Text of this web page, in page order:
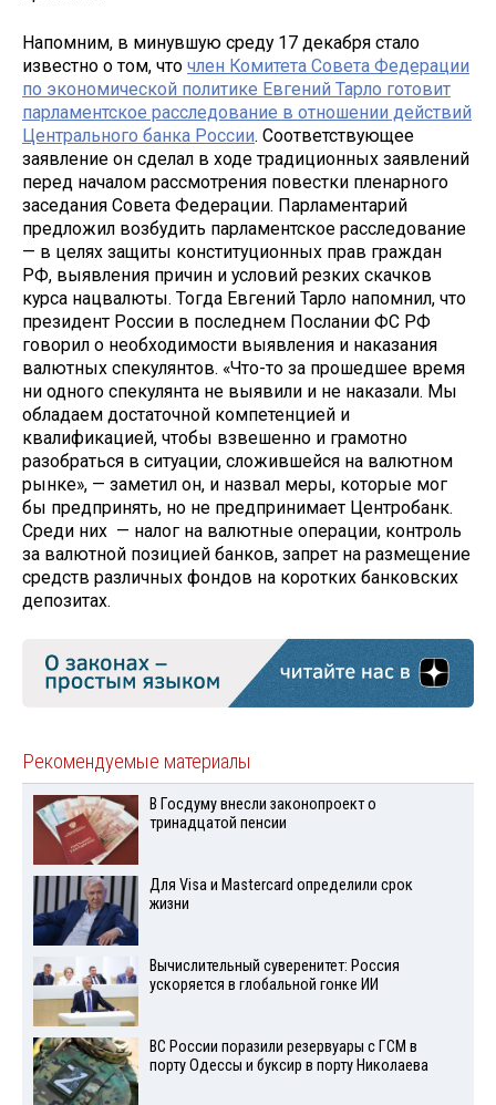
Напомним, в минувшую среду 17 декабря стало
известно о том, что член Комитета Совета Федерации
по экономической политике Евгений Тарло готовит
парламентское расследование в отношении действий
Центрального банка России. Соответствующее
заявление он сделал в ходе традиционных заявлений
перед началом рассмотрения повестки пленарного
заседания Совета Федерации. Парламентарий
предложил возбудить парламентское расследование
— в целях защиты конституционных прав граждан
РФ, выявления причин и условий резких скачков
курса нацвалюты. Тогда Евгений Тарло напомнил, что
президент России в последнем Послании ФС РФ
говорил о необходимости выявления и наказания
валютных спекулянтов. «Что-то за прошедшее время
ни одного спекулянта не выявили и не наказали. Мы
обладаем достаточной компетенцией и
квалификацией, чтобы взвешенно и грамотно
разобраться в ситуации, сложившейся на валютном
рынке», — заметил он, и назвал меры, которые мог
бы предпринять, но не предпринимает Центробанк.
Среди них — налог на валютные операции, контроль
за валютной позицией банков, запрет на размещение
средств различных фондов на коротких банковских
депозитах.
Рекомендуемые материалы
В Госдуму внесли законопроект о
тринадцатой пенсии
Для Visа и Mastercard определили срок
жизни
Вычислительный суверенитет: Россия
ускоряется в глобальной гонке ИИ
ВС России поразили резервуары с ГСМ в
порту Одессы и буксир в порту Николаева